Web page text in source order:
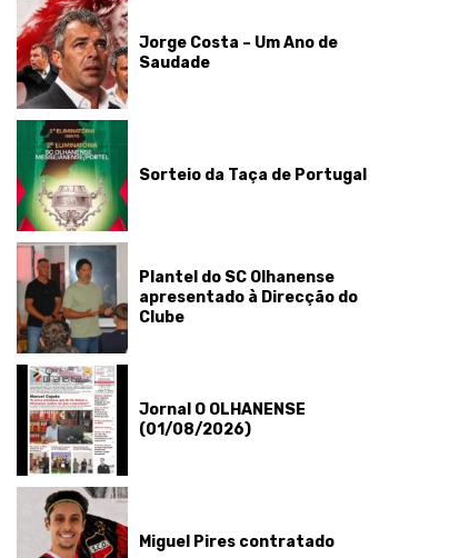
Jorge Costa – Um Ano de
Saudade
Sorteio da Taça de Portugal
Plantel do SC Olhanense
apresentado à Direcção do
Clube
Jornal O OLHANENSE
(01/08/2026)
Miguel Pires contratado